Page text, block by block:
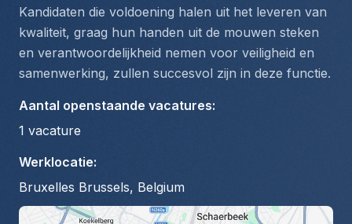
Kandidaten die voldoening halen uit het leveren van
kwaliteit, graag hun handen uit de mouwen steken
en verantwoordelijkheid nemen voor veiligheid en
samenwerking, zullen succesvol zijn in deze functie.
Aantal openstaande vacatures:
1 vacature
Werklocatie:
Bruxelles Brussels, Belgium